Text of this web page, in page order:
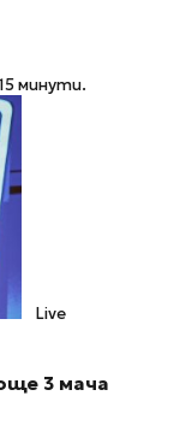
минути.
Live
3 мача